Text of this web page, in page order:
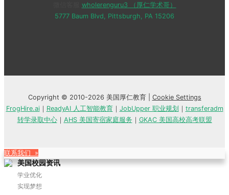
wholerenguru3 （厚仁学术哥）
5777 Baum Blvd, Pittsburgh, PA 15206
Copyright © 2010-2026 美国厚仁教育 | Cookie Settings
FrogHire.ai｜ ReadyAI 人工智能教育｜ JobUpper 职业规划 ｜ transferadm
转学录取中心｜ AHS 美国寄宿家庭服务 ｜ GKAC 美国高校高考联盟
联系我们 »
美国校园资讯
学业优化
实现梦想